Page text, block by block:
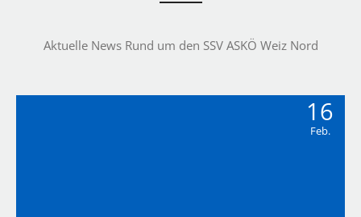
Aktuelle News Rund um den SSV ASKÖ Weiz Nord
16
Feb.